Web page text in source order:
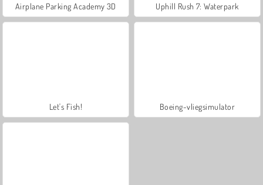
Airplane Parking Academy 3D Uphill Rush 7: Waterpark
Let's Fish! Boeing-vliegsimulator